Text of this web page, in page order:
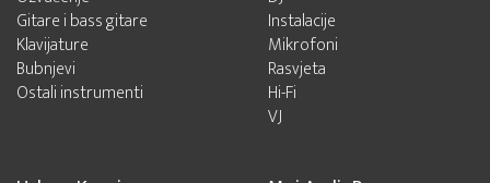
Gitare i bass gitare
Klavijature
Bubnjevi
Ostali instrumenti
Instalacije
Mikrofoni
Rasvjeta
Hi-Fi
VJ